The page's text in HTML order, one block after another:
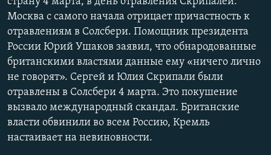
Москва с самого начала отрицает причастность к
отравлениям в Солсбери. Помощник президента
России Юрий Ушаков заявил, что обнародованные
британскими властями данные ему «ничего лично
не говорят». Сергей и Юлия Скрипали были
отравлены в Солсбери 4 марта. Это покушение
вызвало международный скандал. Британские
власти обвинили во всем Россию, Кремль
настаивает на невиновности.